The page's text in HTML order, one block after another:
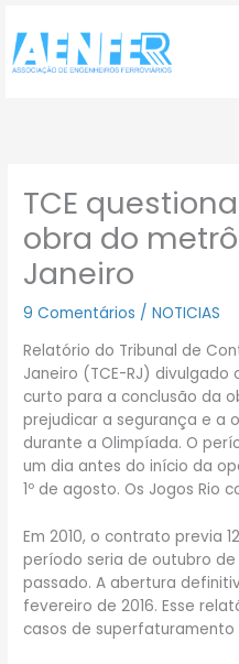
para
conteúdo
TCE
obra do
Janeiro
9 Comentários /NOTICIAS
Relatório do Tribunal de
Janeiro (TCE-RJ)
curto para a conclusão da
prejudicar a segurança e a
durante a Olimpíada. O
um dia antes do início da
1º de agosto. Os Jogos Rio
Em 2010, o contrato previa
período seria de outubro
passado. A abertura
fevereiro de 2016. Esse
casos de